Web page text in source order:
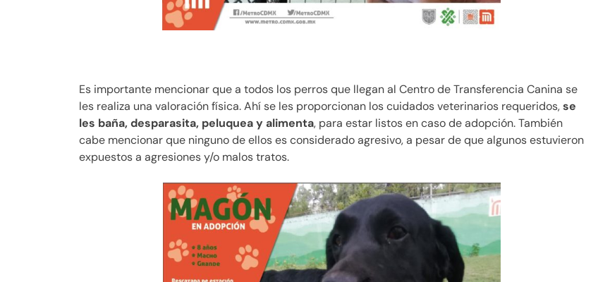
Es importante mencionar que a todos los perros que llegan al Centro de Transferencia Canina se
les realiza una valoración física. Ahí se les proporcionan los cuidados veterinarios requeridos,se
les baña, desparasita, peluquea y alimenta, para estar listos en caso de adopción. También
cabe mencionar que ninguno de ellos es considerado agresivo, a pesar de que algunos estuvieron
expuestos a agresiones y/o malos tratos.